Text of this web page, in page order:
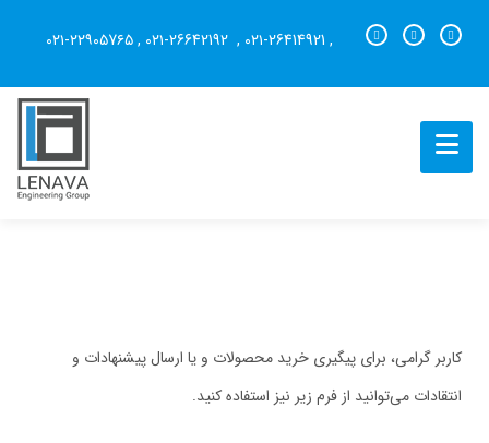
, ۰۲۱-26414921 ,
,۰۲۱-۲۲۹۰۵7۶۵
کاربر گرامی، برای پیگیری خرید محصولات و یا ارسال پیشنهادات و
انتقادات می‌توانید از فرم زیر نیز استفاده کنید.